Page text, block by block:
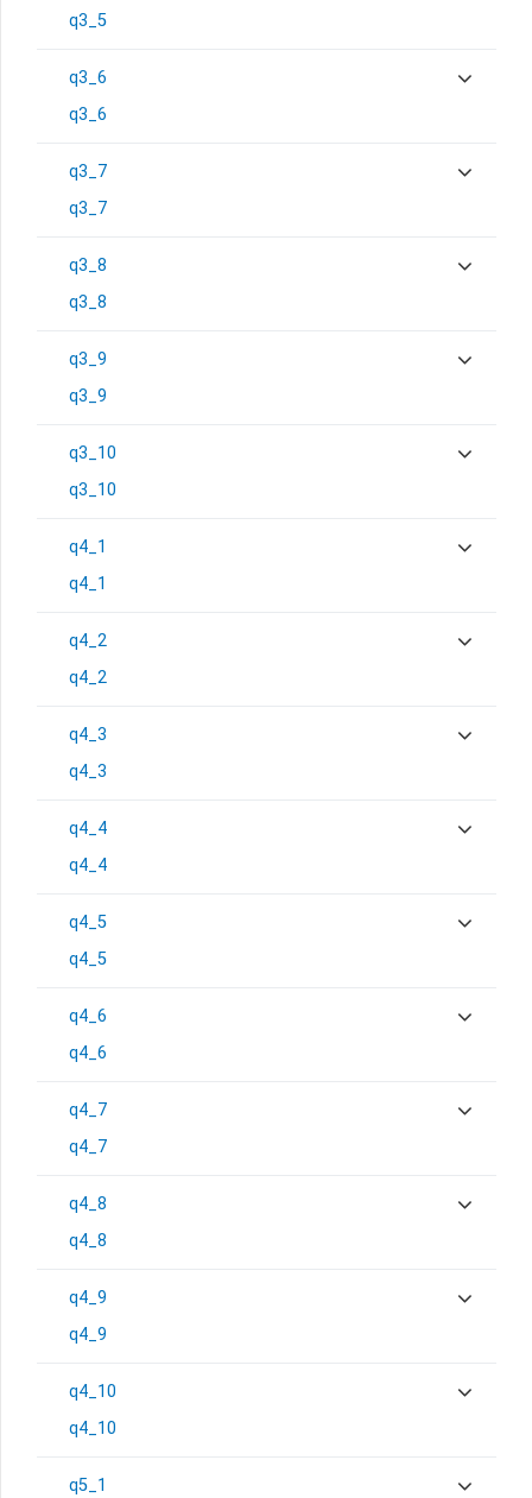
q3_5
q3_6
q3_6
q3_7
q3_7
q3_8
q3_8
q3_9
q3_9
q3_10
q3_10
q4_1
q4_1
q4_2
q4_2
q4_3
q4_3
q4_4
q4_4
q4_5
q4_5
q4_6
q4_6
q4_7
q4_7
q4_8
q4_8
q4_9
q4_9
q4_10
q4_10
q5_1